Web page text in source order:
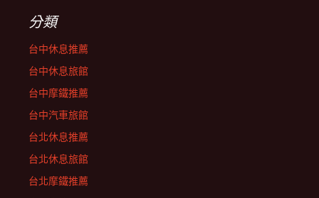
分類
台中休息推薦
台中休息旅館
台中摩鐵推薦
台中汽車旅館
台北休息推薦
台北休息旅館
台北摩鐵推薦